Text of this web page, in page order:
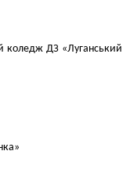
коледж ДЗ «Луганський